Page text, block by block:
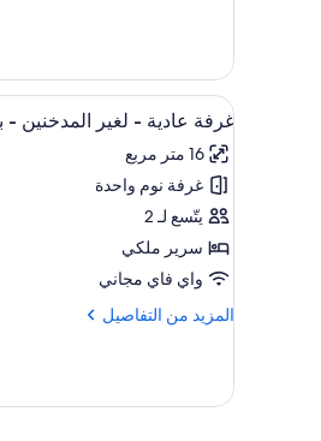
بحمام
خاص
غرفة
عادية
-
سرير
ملكي
لغير
المدخنين
-
بحمام
خاص
استعراض
جميع
صور
غرفة
عادية
-
لغير
المدخنين
-
10
غرفة عادية - لغير المدخنين
16 متر مربع
غرفة نوم واحدة
يتّسع لـ 2
سرير ملكي
واي فاي مجاني
المزيد من التفاصيل
المزيد
غرفة